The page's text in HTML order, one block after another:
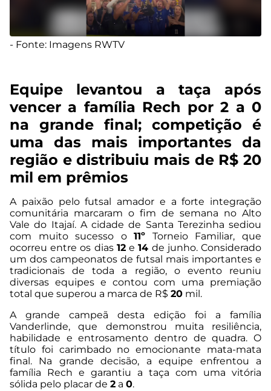
- Fonte: Imagens RWTV
Equipe levantou a taça após
vencer a família Rech por 2 a 0
na grande final; competição é
uma das mais importantes da
região e distribuiu mais de R$ 20
mil em prêmios
A paixão pelo futsal amador e a forte integração
comunitária marcaram o fim de semana no Alto
Vale do Itajaí. A cidade de Santa Terezinha sediou
com muito sucesso o11º Torneio Familiar, que
ocorreu entre os dias 12e14 de junho. Considerado
um dos campeonatos de futsal mais importantes e
tradicionais de toda a região, o evento reuniu
diversas equipes e contou com uma premiação
total que superou a marca de R$ 20 mil.
A grande campeã desta edição foi a família
Vanderlinde, que demonstrou muita resiliência,
habilidade e entrosamento dentro de quadra. O
título foi carimbado no emocionante mata-mata
final. Na grande decisão, a equipe enfrentou a
família Rech e garantiu a taça com uma vitória
sólida pelo placar de 2 a 0.